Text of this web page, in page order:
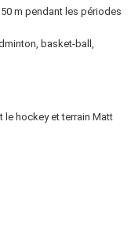
m pendant les périodes
basket-ball,
le hockey et terrain Matt